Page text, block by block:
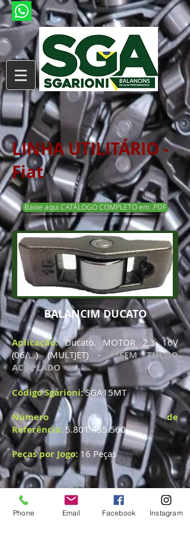
LINHA UTILITÁRIO -
Fiat
Baixe aqui CATÁLOGO COMPLETO em .PDF
BALANCIM DUCATO
Aplicação:Ducato. MOTOR 2.3 16V
(06/...) (MULTJET) -
**SEM TUCHO
ACOPLADO
Código Sgarioni: SGA15MT
Número de
Referência: 5.801.455.560
Peças por Jogo: 16 Peças
Telefone: 54- 3292-1922
Phone Email Facebook Instagram